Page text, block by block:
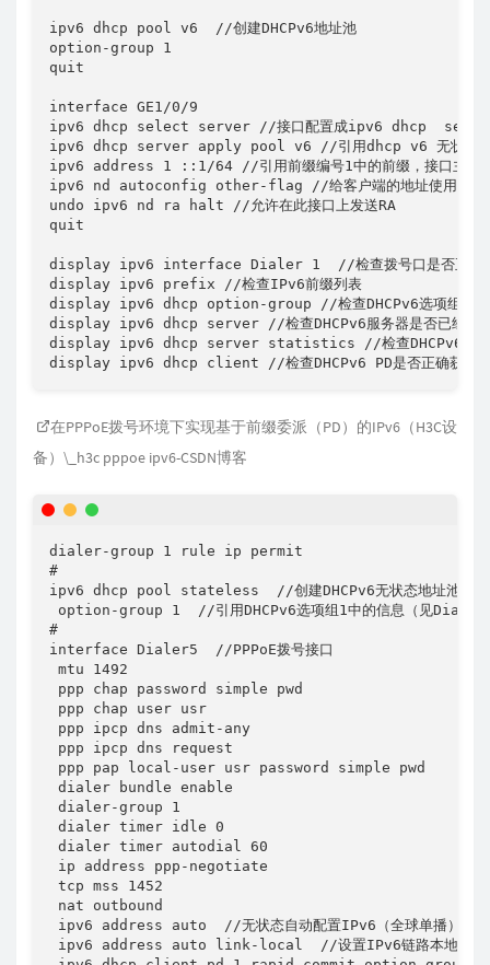
ipv6 dhcp pool v6  //创建DHCPv6地址池
option-group 1
quit
interface GE1/0/9
ipv6 dhcp select server //接口配置成ipv6 dhcp
ipv6 dhcp server apply pool v6 //引用dhcp v6 无状态地
ipv6 address 1 ::1/64 //引用前缀编号1中的前缀，接口主机
ipv6 nd autoconfig other-flag //给客户端的地址使用
undo ipv6 nd ra halt //允许在此接口上发送RA
quit
display ipv6 interface Dialer 1  //检查拨号口是否正确获
display ipv6 prefix //检查IPv6前缀列表
display ipv6 dhcp option-group //检查DHCPv6选项组（
display ipv6 dhcp server //检查DHCPv6服务器是否已经启动
display ipv6 dhcp server statistics //检查DHCPv6服务器
display ipv6 dhcp client //检查DHCPv6 PD是否正确获得前
在PPPoE拨号环境下实现基于前缀委派（PD）的IPv6（H3C设
备）\_h3c pppoe ipv6-CSDN博客
dialer-group 1 rule ip permit
#
ipv6 dhcp pool stateless  //创建DHCPv6无状态地址池
option-group 1  //引用DHCPv6选项组1中的信息（见Dialer
#
interface Dialer5  //PPPoE拨号接口
mtu 1492
ppp chap password simple pwd
ppp chap user usr
ppp ipcp dns admit-any
ppp ipcp dns request
ppp pap local-user usr password simple pwd
dialer bundle enable
dialer-group 1
dialer timer idle 0
dialer timer autodial 60
ip address ppp-negotiate
tcp mss 1452
nat outbound
ipv6 address auto  //无状态自动配置IPv6（全球单播）地址
ipv6 address auto link-local  //设置IPv6链路本地地址